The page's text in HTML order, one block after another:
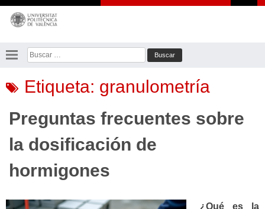
Saltar
contenido
Buscar:
Etiqueta: granulometría
Preguntas frecuentes sobre
la dosificación de
hormigones
¿Qué es la